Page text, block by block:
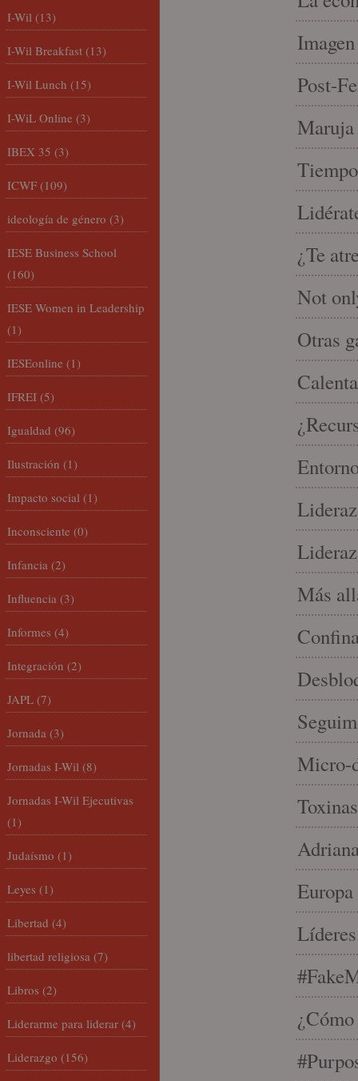
Post-
Maruja
¿Te
Not
Otras
Más
Micro-
I-Wil (13)
I-Wil Breakfast (13)
I-Wil Lunch (15)
I-WiL Online (3)
IBEX 35 (3)
ICWF (109)
ideología de género (3)
IESE Business School
(160)
IESE Women in Leadership
(1)
IESEonline (1)
IFREI (5)
Igualdad (96)
Ilustración (1)
Impacto social (1)
Inconsciente (0)
Infancia (2)
Influencia (3)
Informes (4)
Integración (2)
JAPL (7)
Jornada (3)
Jornadas I-Wil (8)
Jornadas I-Wil Ejecutivas
(1)
Judaísmo (1)
Leyes (1)
Libertad (4)
libertad religiosa (7)
Libros (2)
Liderarme para liderar (4)
Liderazgo (156)